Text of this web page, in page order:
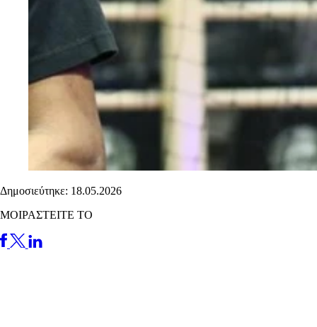
Δημοσιεύτηκε: 18.05.2026
ΜΟΙΡΑΣΤΕΙΤΕ ΤΟ